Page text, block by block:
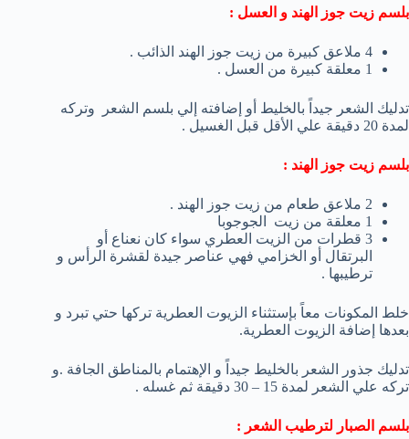
بلسم زيت جوز الهند و العسل :
4 ملاعق كبيرة من زيت جوز الهند الذائب .
1 معلقة كبيرة من العسل .
تدليك الشعر جيداً بالخليط أو إضافته إلي بلسم الشعر وتركه
لمدة 20 دقيقة علي الأقل قبل الغسيل .
بلسم زيت جوز الهند :
2 ملاعق طعام من زيت جوز الهند .
1 معلقة من زيت الجوجوبا
3 قطرات من الزيت العطري سواء كان نعناع أو
البرتقال أو الخزامي فهي عناصر جيدة لقشرة الرأس و
ترطيبها .
خلط المكونات معاً بإستثناء الزيوت العطرية تركها حتي تبرد و
بعدها إضافة الزيوت العطرية.
تدليك جذور الشعر بالخليط جيداً و الإهتمام بالمناطق الجافة .و
تركه علي الشعر لمدة 15 – 30 دقيقة ثم غسله .
بلسم الصبار لترطيب الشعر :